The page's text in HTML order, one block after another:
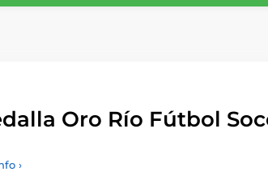
Oro Río Fútbol
›